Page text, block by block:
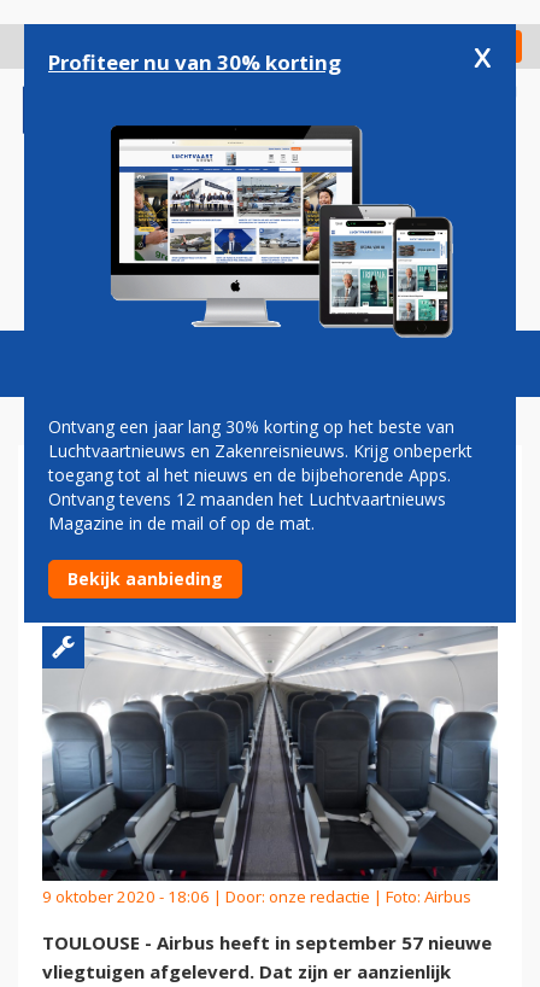
gaan
Check in
Magazine Podcasts Vacatures
AIRBUS LEVERT FLINK
MINDER NIEUWE
VLIEGTUIGEN IN SEPTEMBER
9 oktober 2020 - 18:06 | Door: onze redactie | Foto: Airbus
TOULOUSE - Airbus heeft in september 57 nieuwe
vliegtuigen afgeleverd. Dat zijn er aanzienlijk
Profiteer nu van 30% korting x
Ontvang een jaar lang 30% korting op het beste van
Luchtvaartnieuws en Zakenreisnieuws. Krijg onbeperkt
toegang tot al het nieuws en de bijbehorende Apps.
Ontvang tevens 12 maanden het Luchtvaartnieuws
Magazine in de mail of op de mat.
Bekijk aanbieding